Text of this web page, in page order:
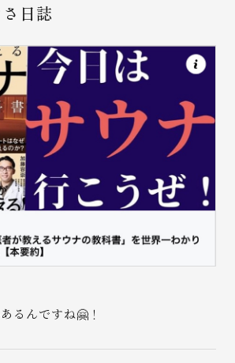
せ
日誌
るんですね🤗！